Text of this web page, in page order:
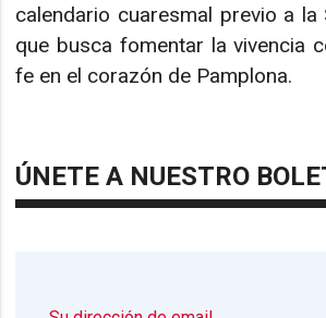
calendario cuaresmal previo a la
que busca fomentar la vivencia
fe en el corazón de Pamplona.
ÚNETE A NUESTRO